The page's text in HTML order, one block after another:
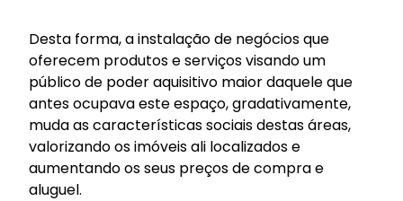
Desta forma, a instalação de negócios que
oferecem produtos e serviços visando um
público de poder aquisitivo maior daquele que
antes ocupava este espaço, gradativamente,
muda as características sociais destas áreas,
valorizando os imóveis ali localizados e
aumentando os seus preços de compra e
aluguel.